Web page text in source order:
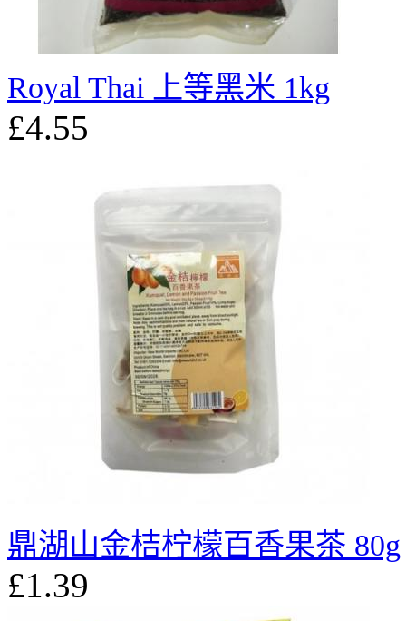
Royal Thai 上等黑米 1kg
£4.55
鼎湖山金桔柠檬百香果茶 80g
£1.39